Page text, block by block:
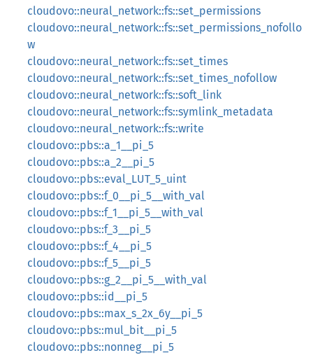
cloudovo::neural_network::fs::set_permissions
cloudovo::neural_network::fs::set_permissions_nofollo
w
cloudovo::neural_network::fs::set_times
cloudovo::neural_network::fs::set_times_nofollow
cloudovo::neural_network::fs::soft_link
cloudovo::neural_network::fs::symlink_metadata
cloudovo::neural_network::fs::write
cloudovo::pbs::a_1__pi_5
cloudovo::pbs::a_2__pi_5
cloudovo::pbs::eval_LUT_5_uint
cloudovo::pbs::f_0__pi_5__with_val
cloudovo::pbs::f_1__pi_5__with_val
cloudovo::pbs::f_3__pi_5
cloudovo::pbs::f_4__pi_5
cloudovo::pbs::f_5__pi_5
cloudovo::pbs::g_2__pi_5__with_val
cloudovo::pbs::id__pi_5
cloudovo::pbs::max_s_2x_6y__pi_5
cloudovo::pbs::mul_bit__pi_5
cloudovo::pbs::nonneg__pi_5